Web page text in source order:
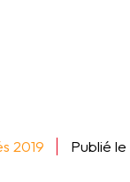
2019 Publié le